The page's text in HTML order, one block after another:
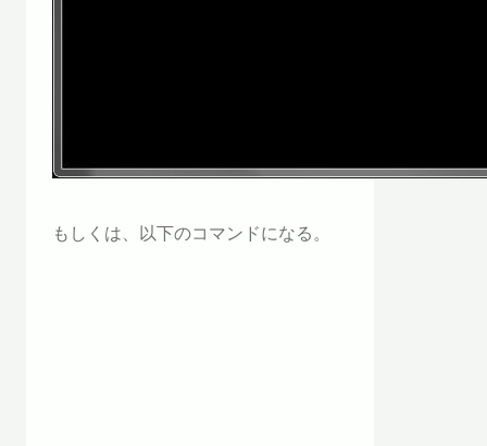
もしくは、以下のコマンドになる。